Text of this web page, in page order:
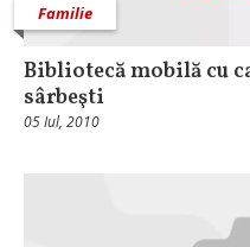
Familie
Bibliotecă mobilă cu
sârbeşti
05 Iul, 2010